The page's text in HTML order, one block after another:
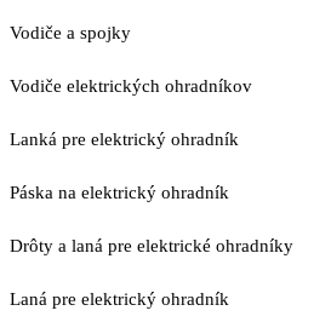
Vodiče a spojky
Vodiče elektrických ohradníkov
Lanká pre elektrický ohradník
Páska na elektrický ohradník
Drôty a laná pre elektrické ohradníky
Laná pre elektrický ohradník